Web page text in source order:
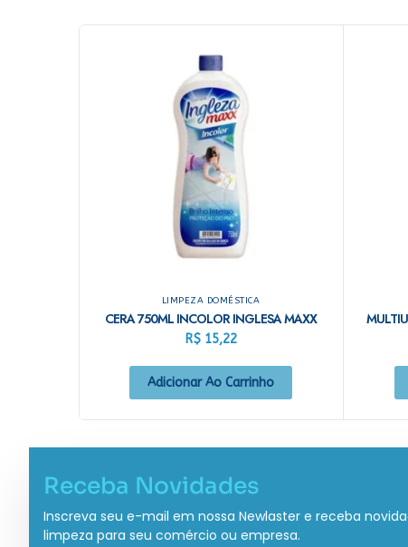
LIMPEZA DOMÉSTICA
CERA 750ML INCOLOR INGLESA MAXX
R$15,22
Adicionar Ao Carrinho
Receba Novidades
Inscreva seu e-mail em nossa Newlaster e receba
limpeza para seu comércio ou empresa.